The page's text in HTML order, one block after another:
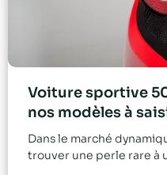
Voiture sportive
nos modèles à
Dans le marché
trouver une perle rare à